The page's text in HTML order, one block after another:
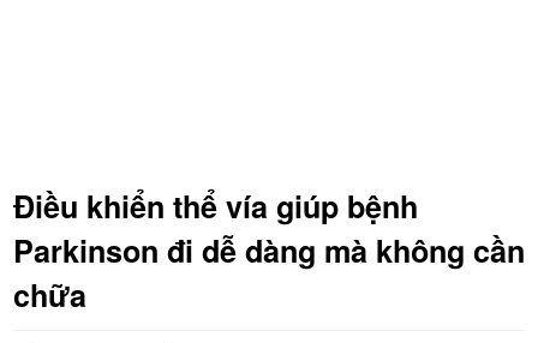
Điều khiển thể vía giúp bệnh
Parkinson đi dễ dàng mà không cần
chữa